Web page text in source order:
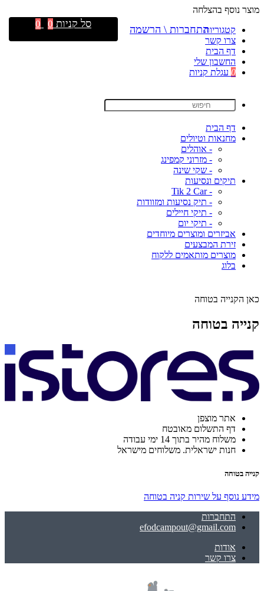
מוצר נוסף בהצלחה
קטגוריות
צרו קשר
דף הבית
החשבון שלי
0 עגלת קניות
דף הבית
מחנאות וטיולים
- אוהלים
- מזרוני קמפינג
- שקי שינה
תיקים ונסיעות
- Tik 2 Car
- תיק נסיעות ומזוודות
- תיקי חיילים
- תיקי יום
אביזרים ומוצרים מיוחדים
זירת המבצעים
מוצרים מותאמים ללקוח
בלוג
כאן הקנייה בטוחה
קנייה בטוחה
אתר מוצפן
דף התשלום מאובטח
משלוח מהיר בתוך 14 ימי עבודה
חנות ישראלית. משלוחים מישראל
קנייה בטוחה
מידע נוסף על שירות קניה בטוחה
התחברות
efodcampout@gmail.com
אודות
צרו קשר
התחברות \ הרשמה סל קניות 0
0